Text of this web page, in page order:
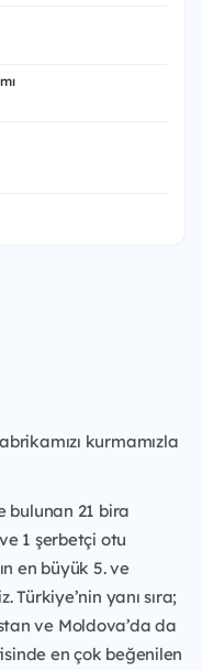
kurmamızla
bulunan 21 bira
1 şerbetçi otu
en büyük 5. ve
Türkiye’nin yanı sıra;
ve Moldova’da da
en çok beğenilen